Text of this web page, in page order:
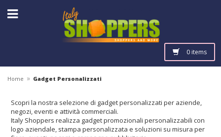
0 items
Home » Gadget Personalizzati
Scopri la nostra selezione di gadget personalizzati per aziende,
negozi, eventi e attività commerciali.
Italy Shoppers realizza gadget promozionali personalizzabili con
logo aziendale, stampa personalizzata e soluzioni su misura per